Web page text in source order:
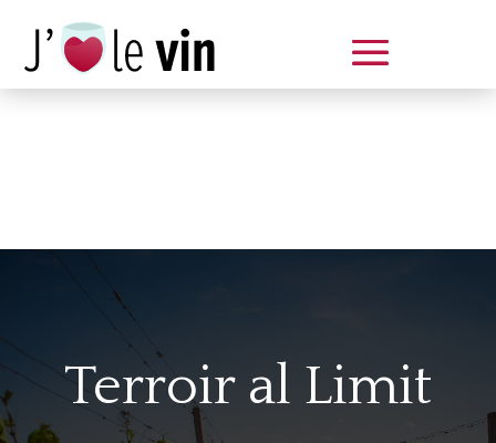
Terroir al Limit